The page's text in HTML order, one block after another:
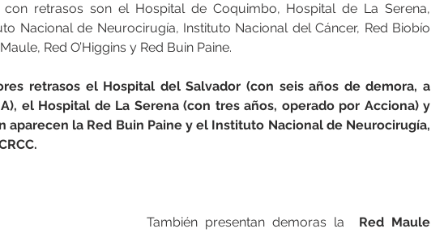
retrasos son el Hospital de Coquimbo, Hospital de La Serena,
Nacional de Neurocirugía, Instituto Nacional del Cáncer, Red Biobío
Red O’Higgins y Red Buin Paine.
retrasos el Hospital del Salvador (con seis años de demora, a
el Hospital de La Serena (con tres años, operado por Acciona) y
aparecen la Red Buin Paine y el Instituto Nacional de Neurocirugía,
También presentan demoras la